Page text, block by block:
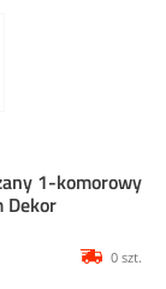
1-komorowy
Dekor
0 szt.